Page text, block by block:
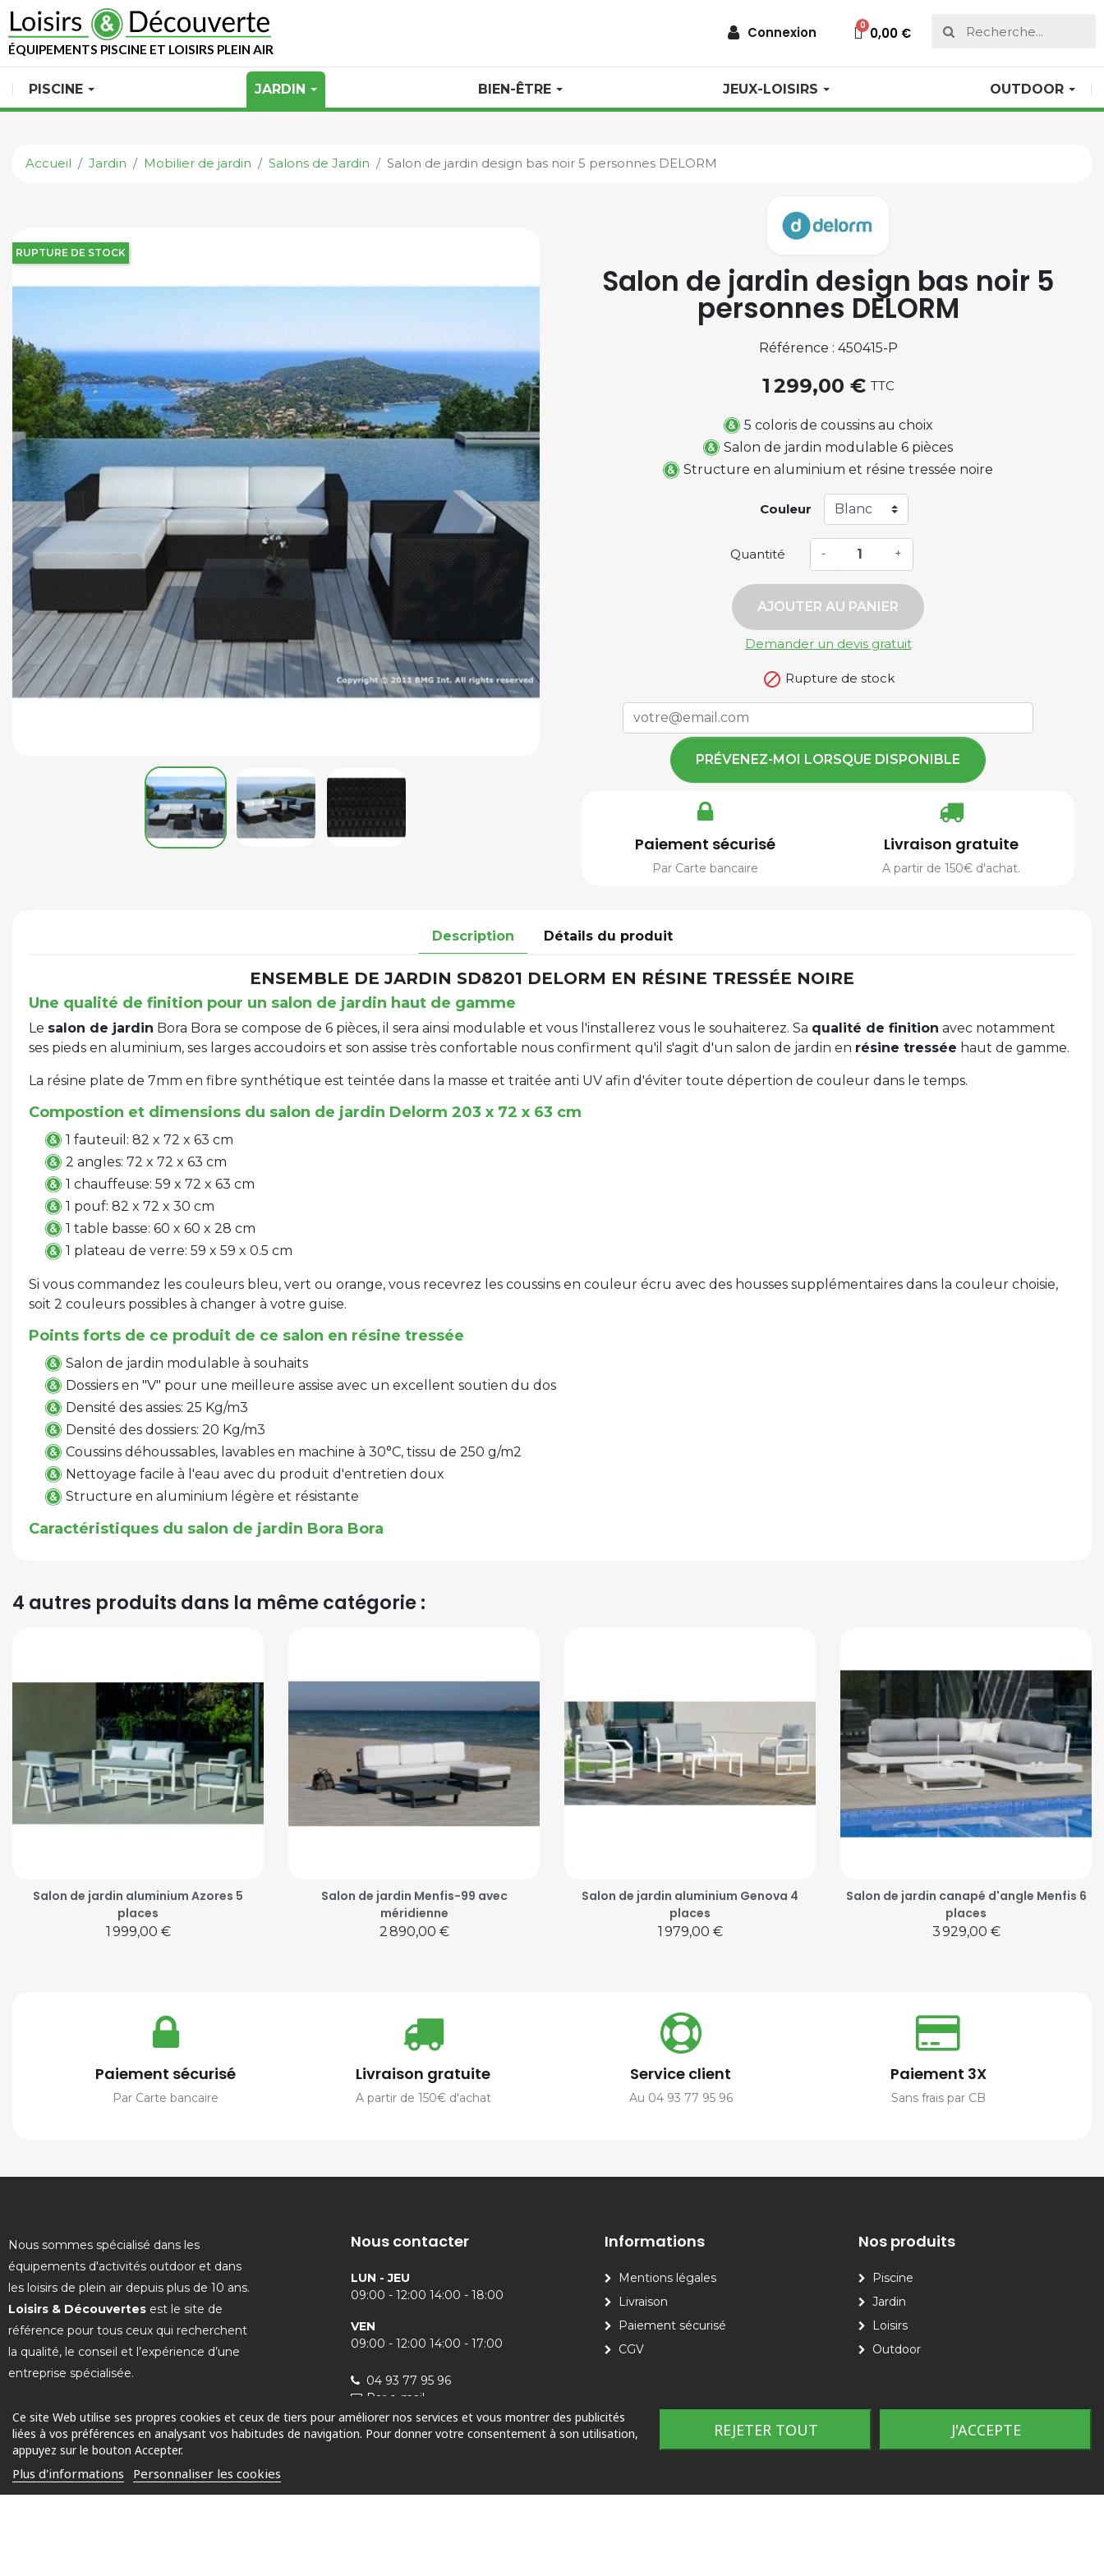
ÉQUIPEMENTS PISCINE ET LOISIRS PLEIN AIR
Connexion 0,00 €
PISCINE JARDIN BIEN-ÊTRE JEUX-LOISIRS OUTDOOR
Accueil Jardin Mobilier de jardin Salons de Jardin Salon de jardin design bas noir 5 personnes DELORM
RUPTURE DE STOCK
Salon de jardin design bas noir 5
personnes DELORM
Référence : 450415-P
1 299,00 € TTC
5 coloris de coussins au choix
Salon de jardin modulable 6 pièces
Structure en aluminium et résine tressée noire
Couleur
Quantité - +
AJOUTER AU PANIER
Demander un devis gratuit
 Rupture de stock
PRÉVENEZ-MOI LORSQUE DISPONIBLE
Paiement sécurisé
Par Carte bancaire
Livraison gratuite
A partir de 150€ d'achat.
Description Détails du produit
ENSEMBLE DE JARDIN SD8201 DELORM EN RÉSINE TRESSÉE NOIRE
Une qualité de finition pour un salon de jardin haut de gamme
Le salon de jardin Bora Bora se compose de 6 pièces, il sera ainsi modulable et vous l'installerez vous le souhaiterez. Sa qualité de finition avec notamment
ses pieds en aluminium, ses larges accoudoirs et son assise très confortable nous confirment qu'il s'agit d'un salon de jardin en résine tressée haut de gamme.
La résine plate de 7mm en fibre synthétique est teintée dans la masse et traitée anti UV afin d'éviter toute dépertion de couleur dans le temps.
Compostion et dimensions du salon de jardin Delorm 203 x 72 x 63 cm
1 fauteuil: 82 x 72 x 63 cm
2 angles: 72 x 72 x 63 cm
1 chauffeuse: 59 x 72 x 63 cm
1 pouf: 82 x 72 x 30 cm
1 table basse: 60 x 60 x 28 cm
1 plateau de verre: 59 x 59 x 0.5 cm
Si vous commandez les couleurs bleu, vert ou orange, vous recevrez les coussins en couleur écru avec des housses supplémentaires dans la couleur choisie,
soit 2 couleurs possibles à changer à votre guise.
Points forts de ce produit de ce salon en résine tressée
Salon de jardin modulable à souhaits
Dossiers en "V" pour une meilleure assise avec un excellent soutien du dos
Densité des assies: 25 Kg/m3
Densité des dossiers: 20 Kg/m3
Coussins déhoussables, lavables en machine à 30°C, tissu de 250 g/m2
Nettoyage facile à l'eau avec du produit d'entretien doux
Structure en aluminium légère et résistante
Caractéristiques du salon de jardin Bora Bora
4 autres produits dans la même catégorie :
Salon de jardin aluminium Azores 5
places
Prix
1 999,00 €
Salon de jardin Menfis-99 avec
méridienne
Prix
2 890,00 €
Salon de jardin aluminium Genova 4
places
Prix
1 979,00 €
Salon de jardin canapé d'angle Menfis 6
places
Prix
3 929,00 €
Paiement sécurisé
Par Carte bancaire
Livraison gratuite
A partir de 150€ d'achat
Service client
Au 04 93 77 95 96
Paiement 3X
Sans frais par CB
Nous sommes spécialisé dans les
équipements d'activités outdoor et dans
les loisirs de plein air depuis plus de 10 ans.
Loisirs & Découvertes est le site de
référence pour tous ceux qui recherchent
la qualité, le conseil et l’expérience d’une
entreprise spécialisée.
Nous contacter
LUN - JEU
09:00 - 12:00 14:00 - 18:00
VEN
09:00 - 12:00 14:00 - 17:00
04 93 77 95 96
Par e-mail
Informations
Mentions légales
Livraison
Paiement sécurisé
CGV
Nos produits
Piscine
Jardin
Loisirs
Outdoor
© 2025 Tous droits réservés
Ce site Web utilise ses propres cookies et ceux de tiers pour améliorer nos services et vous montrer des publicités
liées à vos préférences en analysant vos habitudes de navigation. Pour donner votre consentement à son utilisation,
appuyez sur le bouton Accepter.
Plus d'informations Personnaliser les cookies
REJETER TOUT J'ACCEPTE